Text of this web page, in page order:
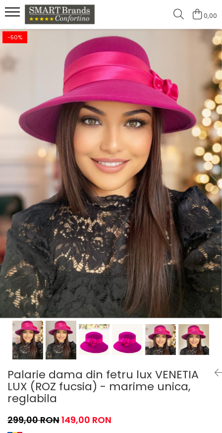
0,00
Palarie dama din fetru lux VENETIA
LUX (ROZ fucsia) - marime unica,
reglabila
-50%
299,00 RON149,00 RON